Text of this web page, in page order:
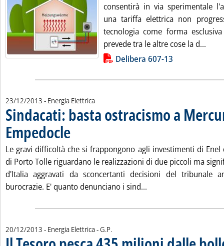
consentirà in via sperimentale
una tariffa elettrica non
tecnologia come forma
prevede tra le altre cose la d...
Lista allegati PDF alla notiziaDelibera 607-13
23/12/2013 - Energia Elettrica
Sindacati: basta ostracismo a
Empedocle
Le gravi difficoltà che si frappongono agli investimenti di Enel
di Porto Tolle riguardano le realizzazioni di due piccoli ma
d'Italia aggravati da sconcertanti decisioni del tribunale
burocrazie. E' quanto denunciano i sind...
20/12/2013 - Energia Elettrica -di:
G.P.